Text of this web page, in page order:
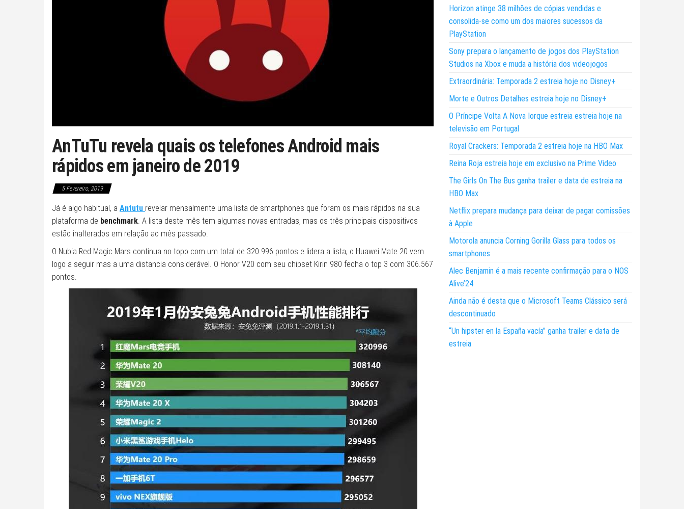
AnTuTu revela quais os telefones Android mais
rápidos em janeiro de 2019
5 Fevereiro, 2019
Já é algo habitual, a Antutu revelar mensalmente uma lista de smartphones que foram os mais rápidos na sua
plataforma de benchmark. A lista deste mês tem algumas novas entradas, mas os três principais dispositivos
estão inalterados em relação ao mês passado.
O Nubia Red Magic Mars continua no topo com um total de 320.996 pontos e lidera a lista, o Huawei Mate 20 vem
logo a seguir mas a uma distancia considerável. O Honor V20 com seu chipset Kirin 980 fecha o top 3 com 306.567
pontos.
Horizon atinge 38 milhões de cópias vendidas e
consolida-se como um dos maiores sucessos da
PlayStation
Sony prepara o lançamento de jogos dos PlayStation
Studios na Xbox e muda a história dos videojogos
Extraordinária: Temporada 2 estreia hoje no Disney+
Morte e Outros Detalhes estreia hoje no Disney+
O Príncipe Volta A Nova Iorque estreia estreia hoje na
televisão em Portugal
Royal Crackers: Temporada 2 estreia hoje na HBO Max
Reina Roja estreia hoje em exclusivo na Prime Video
The Girls On The Bus ganha trailer e data de estreia na
HBO Max
Netflix prepara mudança para deixar de pagar comissões
à Apple
Motorola anuncia Corning Gorilla Glass para todos os
smartphones
Alec Benjamin é a mais recente confirmação para o NOS
Alive’24
Ainda não é desta que o Microsoft Teams Clássico será
descontinuado
“Un hipster en la España vacía” ganha trailer e data de
estreia